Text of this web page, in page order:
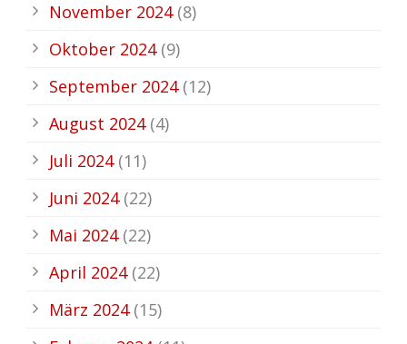
November 2024(8)
Oktober 2024(9)
September 2024(12)
August 2024(4)
Juli 2024(11)
Juni 2024(22)
Mai 2024(22)
April 2024(22)
März 2024(15)